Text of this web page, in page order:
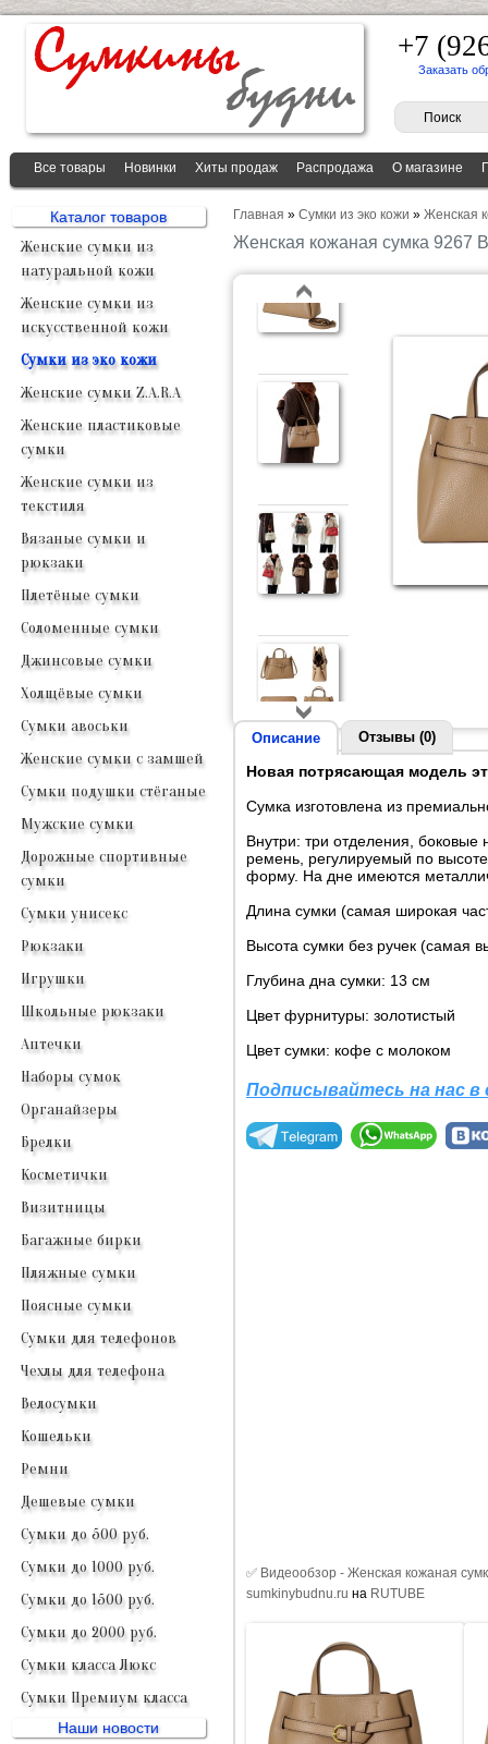
+7
Заказать
Все товары Новинки Хиты продаж Распродажа О магазине
Каталог товаров
Женские сумки из
натуральной кожи
Женские сумки из
искусственной кожи
Сумки из эко кожи
Женские сумки Z.A.R.A
Женские пластиковые
сумки
Женские сумки из
текстиля
Вязаные сумки и
рюкзаки
Плетёные сумки
Соломенные сумки
Джинсовые сумки
Холщёвые сумки
Сумки авоськи
Женские сумки с замшей
Сумки подушки стёганые
Мужские сумки
Дорожные спортивные
сумки
Сумки унисекс
Рюкзаки
Игрушки
Школьные рюкзаки
Аптечки
Наборы сумок
Органайзеры
Брелки
Косметички
Визитницы
Багажные бирки
Пляжные сумки
Поясные сумки
Сумки для телефонов
Чехлы для телефона
Велосумки
Кошельки
Ремни
Дешевые сумки
Сумки до 500 руб.
Сумки до 1000 руб.
Сумки до 1500 руб.
Сумки до 2000 руб.
Сумки класса Люкс
Сумки Премиум класса
Наши новости
Главная » Сумки из эко кожи » Женская
Женская кожаная сумка 9267
Описание Отзывы (0)
Новая потрясающая модель
Сумка изготовлена из
Внутри: три отделения,
ремень, регулируемый по
форму. На дне имеются
Длина сумки (самая широкая
Высота сумки без ручек (самая
Глубина дна сумки: 13 см
Цвет фурнитуры: золотистый
Цвет сумки: кофе с молоком
Подписывайтесь на нас
✅ Видеообзор - Женская кожаная
sumkinybudnu.ru на RUTUBE